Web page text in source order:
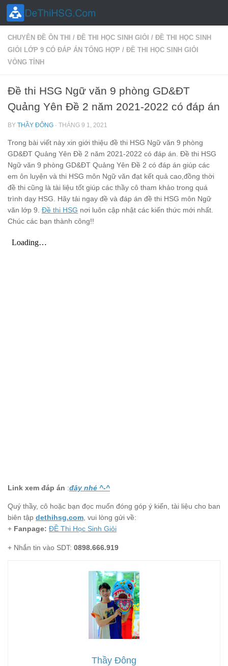
Skip to content
CHUYÊN ĐỀ ÔN THI / ĐỀ THI HỌC SINH GIỎI / ĐỀ THI HỌC SINH
GIỎI LỚP 9 CÓ ĐÁP ÁN TỔNG HỢP / ĐỀ THI HỌC SINH GIỎI
VÒNG TỈNH
Đề thi HSG Ngữ văn 9 phòng GD&ĐT
Quảng Yên Đề 2 năm 2021-2022 có đáp án
BY THẦY ĐÔNG · THÁNG 9 1, 2021
Trong bài viết này xin giới thiệu đề thi HSG Ngữ văn 9 phòng
GD&ĐT Quảng Yên Đề 2 năm 2021-2022 có đáp án. Đề thi HSG
Ngữ văn 9 phòng GD&ĐT Quảng Yên Đề 2 có đáp án giúp các
em ôn luyện và thi HSG môn Ngữ văn đạt kết quả cao,đồng thời
đề thi cũng là tài liệu tốt giúp các thầy cô tham khảo trong quá
trình dạy HSG. Hãy tải ngay đề và đáp án đề thi HSG môn Ngữ
văn lớp 9. Đề thi HSG nơi luôn cập nhật các kiến thức mới nhất.
Chúc các bạn thành công!!
Link xem đáp án :đây nhé ^-^
Quý thầy, cô hoặc bạn đọc muốn đóng góp ý kiến, tài liệu cho ban
biên tập dethihsg.com, vui lòng gửi về:
+ Fanpage: ĐỀ Thi Học Sinh Giỏi
+ Nhắn tin vào SDT: 0898.666.919
Thầy Đông